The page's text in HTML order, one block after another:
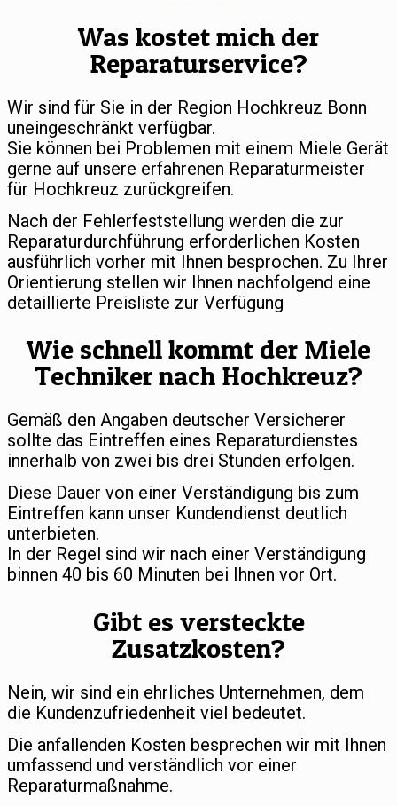
Was kostet mich der
Reparaturservice?
Wir sind für Sie in der Region Hochkreuz Bonn
uneingeschränkt verfügbar.
Sie können bei Problemen mit einem Miele Gerät
gerne auf unsere erfahrenen Reparaturmeister
für Hochkreuz zurückgreifen.
Nach der Fehlerfeststellung werden die zur
Reparaturdurchführung erforderlichen Kosten
ausführlich vorher mit Ihnen besprochen. Zu Ihrer
Orientierung stellen wir Ihnen nachfolgend eine
detaillierte Preisliste zur Verfügung
Wie schnell kommt der Miele
Techniker nach Hochkreuz?
Gemäß den Angaben deutscher Versicherer
sollte das Eintreffen eines Reparaturdienstes
innerhalb von zwei bis drei Stunden erfolgen.
Diese Dauer von einer Verständigung bis zum
Eintreffen kann unser Kundendienst deutlich
unterbieten.
In der Regel sind wir nach einer Verständigung
binnen 40 bis 60 Minuten bei Ihnen vor Ort.
Gibt es versteckte
Zusatzkosten?
Nein, wir sind ein ehrliches Unternehmen, dem
die Kundenzufriedenheit viel bedeutet.
Die anfallenden Kosten besprechen wir mit Ihnen
umfassend und verständlich vor einer
Reparaturmaßnahme.